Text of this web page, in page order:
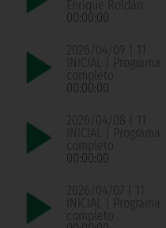
Enrique Roldán
00:00:00
2026/04/09 | 11
INICIAL | Programa
completo
00:00:00
2026/04/08 | 11
INICIAL | Programa
completo
00:00:00
2026/04/07 | 11
INICIAL | Programa
completo